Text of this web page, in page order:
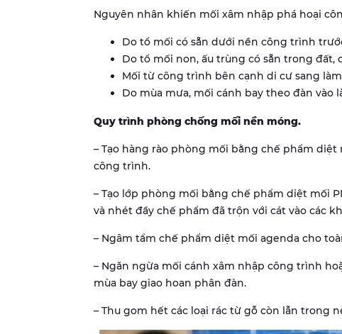
Nguyên nhân khiến mối xâm nhập phá hoại
Do tổ mối có sẵn dưới nền công trình
Do tổ mối non, ấu trùng có sẵn trong
Mối từ công trình bên cạnh di cư sang
Do mùa mưa, mối cánh bay theo đàn vào
Quy trình phòng chống mối nền móng.
– Tạo hàng rào phòng mối bằng chế phẩm diệt
công trình.
– Tạo lớp phòng mối bằng chế phẩm diệt mối
và nhét đầy chế phẩm đã trộn với cát vào các
– Ngâm tẩm chế phẩm diệt mối agenda cho
– Ngăn ngừa mối cánh xâm nhập công trình
mùa bay giao hoan phân đàn.
– Thu gom hết các loại rác từ gỗ còn lẫn trong